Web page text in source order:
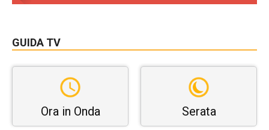
GUIDA TV
Ora in Onda Serata